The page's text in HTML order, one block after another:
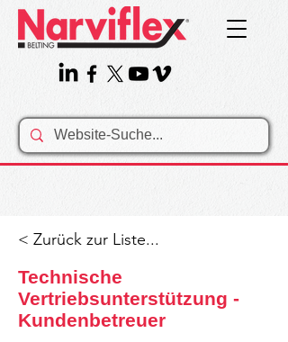
< Zurück zur Liste...
Technische
Vertriebsunterstützung -
Kundenbetreuer